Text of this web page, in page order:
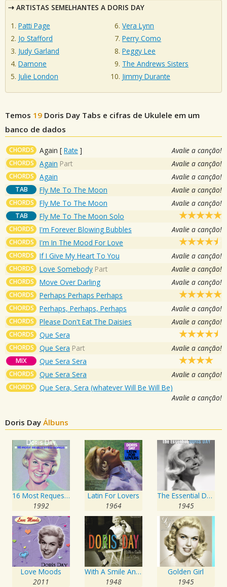
ARTISTAS SEMELHANTES A DORIS DAY
Patti Page
Jo Stafford
Judy Garland
Damone
Julie London
Vera Lynn
Perry Como
Peggy Lee
The Andrews Sisters
Jimmy Durante
Temos 19 Doris Day Tabs e cifras de Ukulele em um
banco de dados
CHORDS Again [ Rate ] Avalie a canção!
CHORDS Again Part Avalie a canção!
CHORDS Again Avalie a canção!
TAB Fly Me To The Moon Avalie a canção!
CHORDS Fly Me To The Moon Avalie a canção!
TAB Fly Me To The Moon Solo
CHORDS I'm Forever Blowing Bubbles Avalie a canção!
CHORDS I'm In The Mood For Love
CHORDS If I Give My Heart To You Avalie a canção!
CHORDS Love Somebody Part Avalie a canção!
CHORDS Move Over Darling Avalie a canção!
CHORDS Perhaps Perhaps Perhaps
CHORDS Perhaps, Perhaps, Perhaps Avalie a canção!
CHORDS Please Don't Eat The Daisies Avalie a canção!
CHORDS Que Sera
CHORDS Que Sera Part Avalie a canção!
MIX Que Sera Sera
CHORDS Que Sera Sera Avalie a canção!
CHORDS
Que Sera, Sera (whatever Will Be Will Be)
Avalie a canção!
Doris Day Álbuns
16 Most Requested Songs
1992
Latin For Lovers
1964
The Essential Doris Day
1945
Love Moods
2011
With A Smile And A Song
1948
Golden Girl
1945